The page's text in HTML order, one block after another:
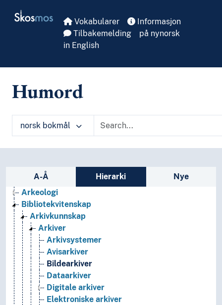
Skosmos Vokabularer
Informasjon
Tilbakemelding
på nynorsk
in English
Humord
norsk bokmål
Sidefelt: navigér i vokabularet på ulike
A-Å Hierarki
Nye
Arkeologi
Bibliotekvitenskap
Arkivkunnskap
Arkiver
Arkivsystemer
Avisarkiver
Bildearkiver
Dataarkiver
Digitale arkiver
Elektroniske arkiver